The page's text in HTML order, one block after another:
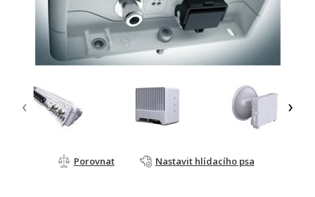
‹ ›
Porovnat Nastavit hlídacího psa